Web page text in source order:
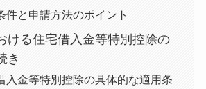
件と申請方法のポイント
ける住宅借入金等特別控除の
き
入金等特別控除の具体的な適用条